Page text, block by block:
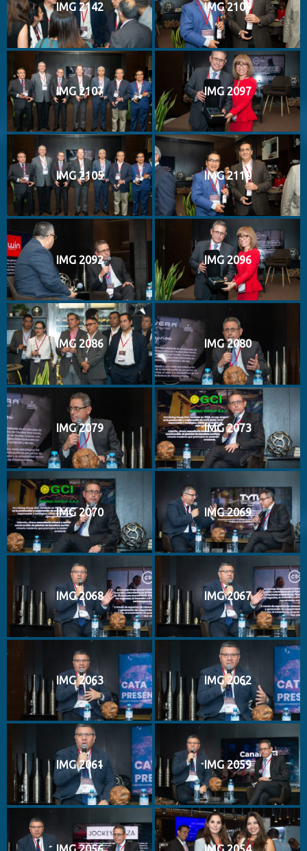
IMG 2142 IMG 2109
IMG 2107 IMG 2097
IMG 2105 IMG 2110
IMG 2092 IMG 2096
IMG 2086 IMG 2080
IMG 2079 IMG 2073
IMG 2070 IMG 2069
IMG 2068 IMG 2067
IMG 2063 IMG 2062
IMG 2061 IMG 2059